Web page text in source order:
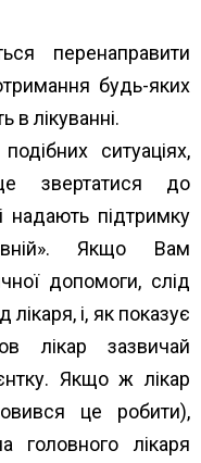
перенаправити
будь-яких
в лікуванні.
ситуаціях,
звертатися до
надають підтримку
Якщо Вам
допомоги, слід
і, як показує
лікар зазвичай
Якщо ж лікар
це робити),
головного лікаря